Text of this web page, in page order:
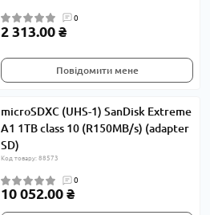
0
2 313.00 ₴
Повідомити мене
microSDXC (UHS-1) SanDisk Extreme
A1 1TB class 10 (R150MB/s) (adapter
SD)
Код товару: 88573
0
10 052.00 ₴